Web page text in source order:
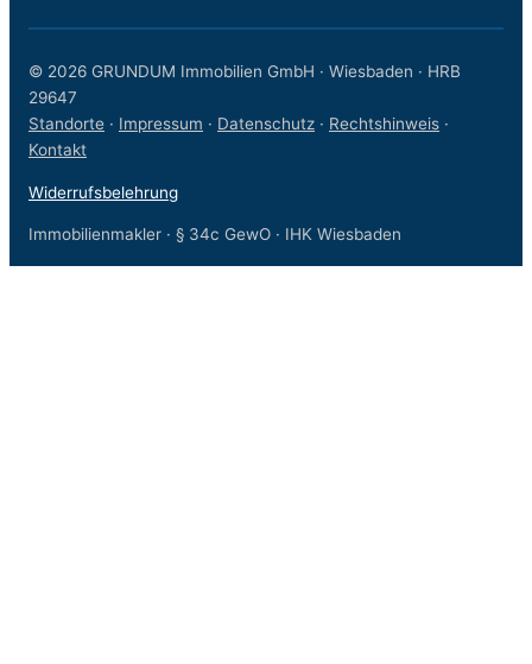
© 2026 GRUNDUM Immobilien GmbH · Wiesbaden · HRB
29647
Standorte · Impressum · Datenschutz · Rechtshinweis ·
Kontakt
Widerrufsbelehrung
Immobilienmakler · § 34c GewO · IHK Wiesbaden